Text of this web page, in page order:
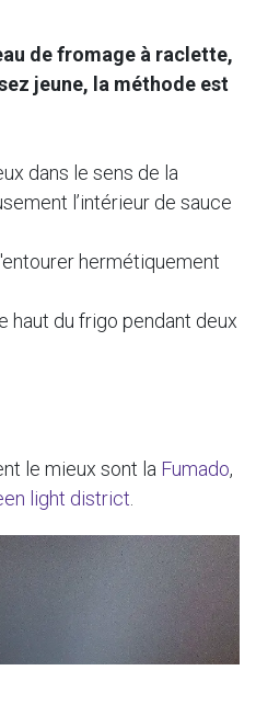
de fromage à raclette,
jeune, la méthode est
dans le sens de la
l’intérieur de sauce
hermétiquement
haut du frigo pendant deux
le mieux sont la Fumado,
light district